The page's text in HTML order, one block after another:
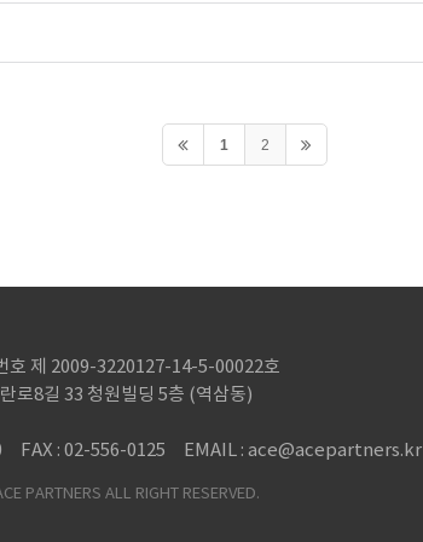
1 2
호 제 2009-3220127-14-5-00022호
로8길 33 청원빌딩 5층 (역삼동)
FAX : 02-556-0125 EMAIL : ace@acepartners.kr
PARTNERS ALL RIGHT RESERVED.